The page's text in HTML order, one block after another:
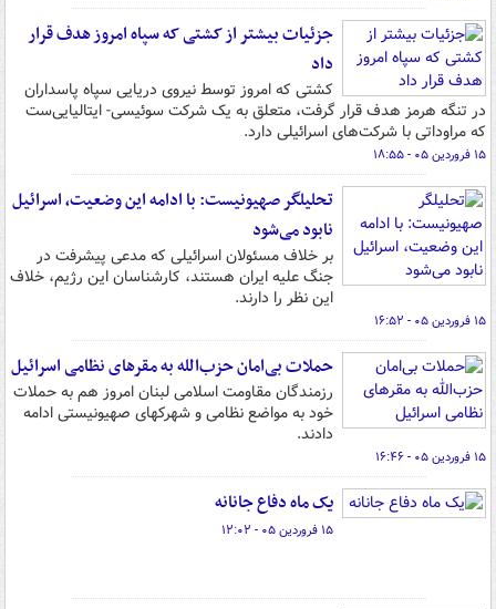
جزئیات بیشتر از کشتی که سپاه امروز هدف قرار
داد
کشتی که امروز توسط نیروی دریایی سپاه پاسداران
در تنگه هرمز هدف قرار گرفت، متعلق به یک شرکت سوئیسی- ایتالیایی‌ست
که مراوداتی با شرکت‌های اسرائیلی دارد.
۱۵ فروردین ۰۵ - ۱۸:۵۵
تحلیلگر صهیونیست: با ادامه این وضعیت، اسرائیل
نابود می‌شود
بر خلاف مسئولان اسرائیلی که مدعی پیشرفت در
جنگ علیه ایران هستند، کارشناسان این رژیم، خلاف
این نظر را دارند.
۱۵ فروردین ۰۵ - ۱۶:۵۲
حملات بی‌امان حزب‌الله به مقرهای نظامی اسرائیل
رزمندگان مقاومت اسلامی لبنان امروز هم به حملات
خود به مواضع نظامی و شهرکهای صهیونیستی ادامه
دادند.
۱۵ فروردین ۰۵ - ۱۶:۴۶
یک ماه دفاع جانانه
۱۵ فروردین ۰۵ - ۱۲:۰۲